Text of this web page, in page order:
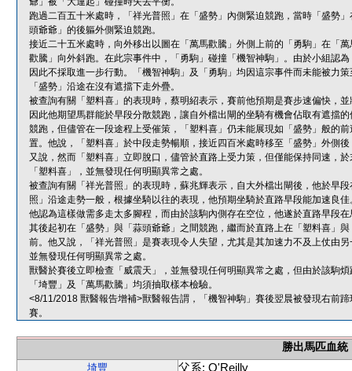
跑過二百五十米處時，「祥光普照」在「盛勢」內側緊迫競跑，當時「盛勢
頭爺爺」的後軀外側緊迫競跑。
接近二十五米處時，向外移出以圖在「萬馬歡騰」外側上前的「勇駒」在「
歡騰」向外斜跑。在此宗事件中，「勇駒」碰撞「機智神駒」。由於小組認
因此不採取進一步行動。「機智神駒」及「勇駒」均因這宗事件而未能被力
「盛勢」沿途在沒有遮擋下走外疊。
被查詢有關「塑料喜」的表現時，蔡明紹表示，賽前他預期是賽步速偏快，
因此他期望馬群能於早段分散競跑，讓自外檔出閘的坐騎有機會佔取有遮擋
競跑，但儘管在一段途程上受催策，「塑料喜」仍未能展現如「盛勢」般的
置。他說，「塑料喜」於中段走勢暢順，接近四百米處時移至「盛勢」外側
又說，然而「塑料喜」立即脫口，儘管於直路上受力策，但僅能保持同速，
「塑料喜」，並無發現任何明顯異常之處。
被查詢有關「祥光普照」的表現時，蘇兆輝表示，自大外檔出閘後，他於早
照」沿途走勢一般，根據坐騎以往的表現，他預期坐騎於直路早段能加速良
他認為這樣做需多走太多腳程，而由於該駒內側存在空位，他遂於直路早段
其後起初在「盛勢」與「蒜頭爺爺」之間競跑，繼而於直路上在「塑料喜」
前。他又說，「祥光普照」是賽表現令人失望，尤其是其加速力不及上仗由
並無發現任何明顯異常之處。
獸醫於賽後立即檢查「威震天」，並無發現任何明顯異常之處，但由於該駒
「埼豐」及「萬馬歡騰」均須抽取樣本檢驗。
<8/11/2018 獸醫報告增補>獸醫報告謂，「機智神駒」賽後翌晨被發現右前
賽。
勝出馬匹血統
埼豐
父系: O'Reilly